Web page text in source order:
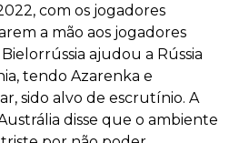
com os jogadores
a mão aos jogadores
ajudou a Rússia
tendo Azarenka e
sido alvo de escrutínio. A
disse que o ambiente